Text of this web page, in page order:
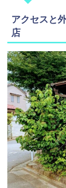
アクセスと
店